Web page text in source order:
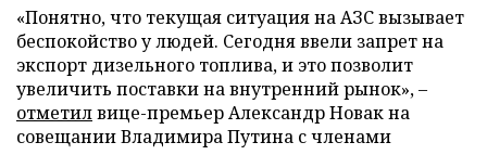
«Понятно, что текущая ситуация на АЗС вызывает
беспокойство у людей. Сегодня ввели запрет на
экспорт дизельного топлива, и это позволит
увеличить поставки на внутренний рынок», –
отметилвице-премьер Александр Новак на
совещании Владимира Путина с членами